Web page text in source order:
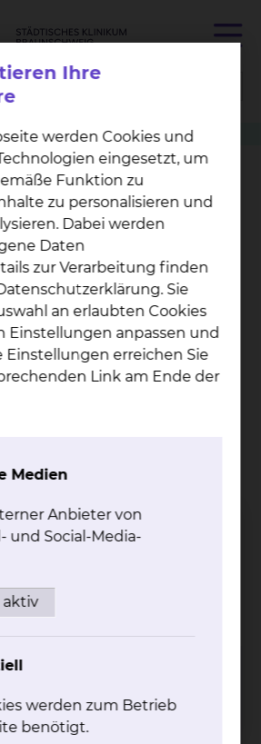
Neurochirurgie Neurochirurgie
ist ermächtigt, die
auf dem Gebiet
und
38126 Braunschweig
2776
Ihre
werden Cookies und
eingesetzt, um
Funktion zu
zu personalisieren und
Dabei werden
Daten
zur Verarbeitung finden
Sie
an erlaubten Cookies
Einstellungen anpassen und
Einstellungen erreichen Sie
Link am Ende der
Medien
Anbieter von
und Social-Media-
aktiv
werden zum Betrieb
benötigt.